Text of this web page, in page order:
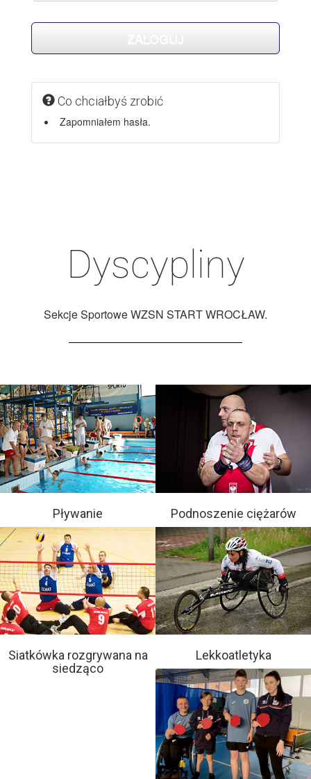
Co chciałbyś zrobić
Zapomniałem hasła.
Dyscypliny
Sekcje Sportowe WZSN START WROCŁAW.
Pływanie Podnoszenie ciężarów
Siatkówka rozgrywana na
siedząco
Lekkoatletyka